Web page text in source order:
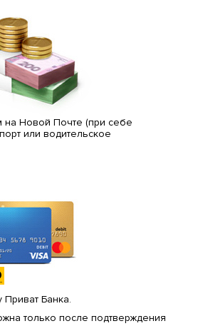
Новой Почте (при себе
или водительское
Приват Банка.
только после подтверждения